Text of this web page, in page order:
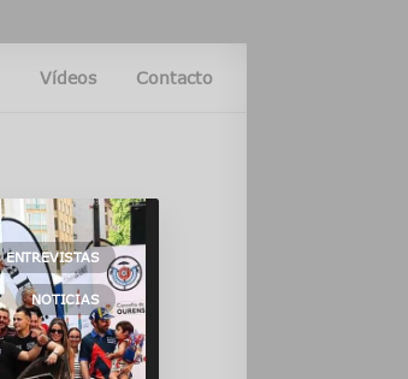
Vídeos Contacto
ENTREVISTAS
NOTICIAS